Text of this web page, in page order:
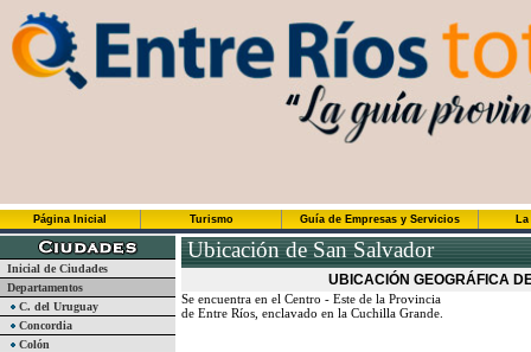
Página Inicial Turismo Guía de Empresas y Servicios
Inicial de Ciudades
Departamentos
C. del Uruguay
Concordia
Colón
Ubicación de San Salvador
UBICACIÓN GEOGRÁFICA
Se encuentra en el Centro - Este de la Provincia
de Entre Ríos, enclavado en la Cuchilla Grande.